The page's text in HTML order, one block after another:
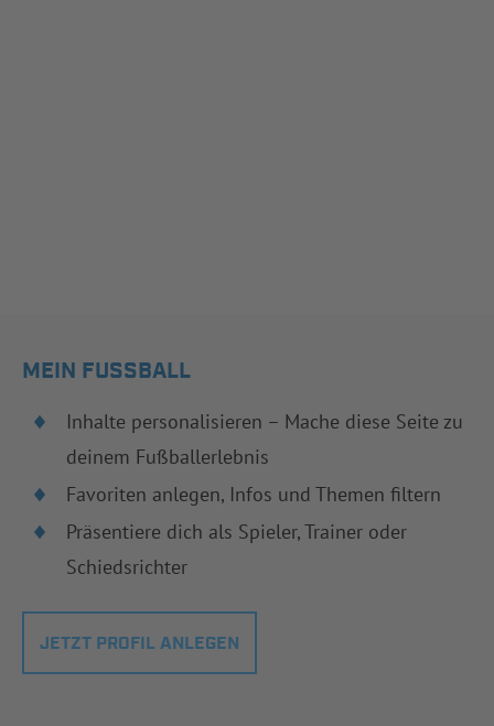
MEIN FUSSBALL
Inhalte personalisieren – Mache diese Seite zu
deinem Fußballerlebnis
Favoriten anlegen, Infos und Themen filtern
Präsentiere dich als Spieler, Trainer oder
Schiedsrichter
JETZT PROFIL ANLEGEN